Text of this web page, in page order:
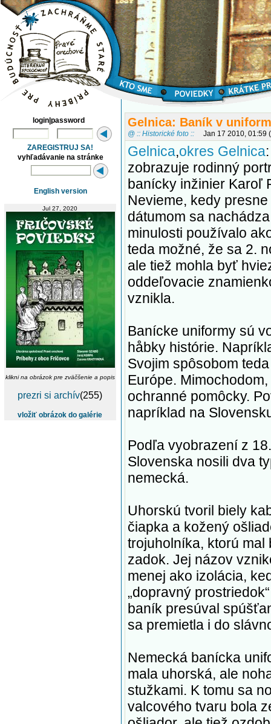
login|password
ZAREGISTRUJ SA!
vyhľadávanie na stránke
English version
Jul 27, 2020
klikni na obrázok pre zväčšenie a popis
prezri si archív(255)
vložiť obrázok do galérie
Gelnica: Baník v
@ :: Historické foto :: Jan 17 2010, 01:59
Gelnica,okres Gelnica
zobrazuje rodinný
banícky inžinier Karoľ
Nevieme, kedy
dátumom sa
minulosti používalo
teda možné, že sa 2.
ale tiež mohla byť
oddeľovacie
vznikla.
Banícke uniformy sú
håbky histórie.
Svojim spôsobom
Európe.
ochranné pomôcky.
napríklad na
Podľa vyobrazení z
Slovenska nosili dva
nemecká.
Uhorskú tvoril biely
čiapka a kožený
trojuholníka, ktorú
zadok. Jej názov
menej ako izolácia,
„dopravný
baník presúval
sa premietla i do
Nemecká banícka
mala uhorská, ale
stužkami. K tomu sa
valcového tvaru bola